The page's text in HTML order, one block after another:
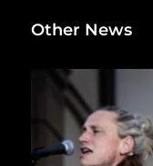
Other News